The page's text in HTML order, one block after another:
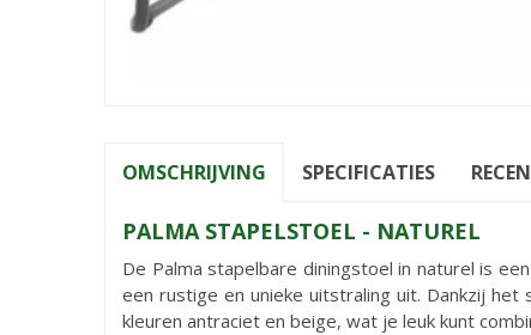
OMSCHRIJVING SPECIFICATIES
PALMA STAPELSTOEL - NATUREL
De Palma stapelbare diningstoel in naturel is
een rustige en unieke uitstraling uit. Dankzij
kleuren antraciet en beige, wat je leuk kunt